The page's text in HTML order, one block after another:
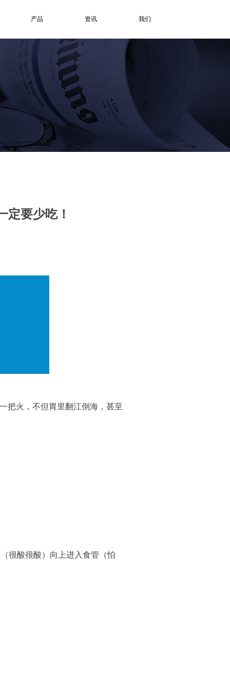
产品 资讯 我们
定要少吃！
把火，不但胃里翻江倒海，甚至
很酸很酸）向上进入食管（怕